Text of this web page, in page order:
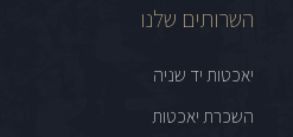
השרותים שלנו
יאכטות יד שניה
השכרת יאכטות